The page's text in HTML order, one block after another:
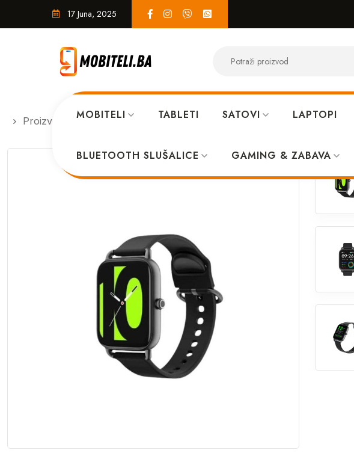
17 Juna, 2025
MOBITELI TABLETI SATOVI LAPTOPI
BLUETOOTH SLUŠALICE GAMING & ZABAVA
Proizvodi PAMETNI SATOVI Haylou Smart Watch RS4 Black – LS12